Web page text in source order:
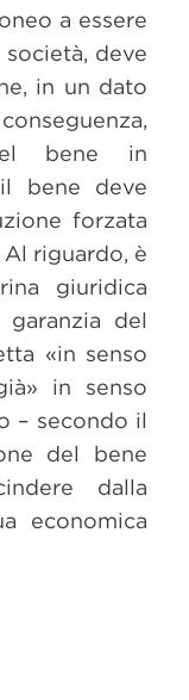
a essere
deve
in un dato
bene in
bene deve
forzata
riguardo, è
giuridica
del
«in senso
in senso
– secondo il
del bene
dalla
economica